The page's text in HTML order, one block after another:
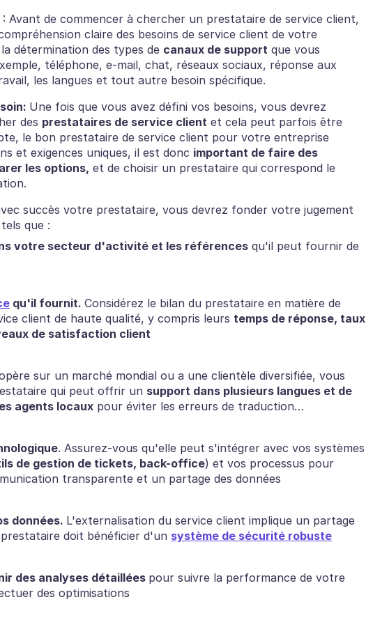
: Avant de commencer à chercher un prestataire de service client,
claire des besoins de service client de votre
détermination des types de canaux de support que vous
téléphone, e-mail, chat, réseaux sociaux, réponse aux
les langues et tout autre besoin spécifique.
Une fois que vous avez défini vos besoins, vous devrez
des prestataires de service client et cela peut parfois être
le bon prestataire de service client pour votre entreprise
et exigences uniques, il est donc important de faire des
les options, et de choisir un prestataire qui correspond le
succès votre prestataire, vous devrez fonder votre jugement
que :
votre secteur d'activité et les références qu'il peut fournir de
qu'il fournit. Considérez le bilan du prestataire en matière de
client de haute qualité, y compris leurs temps de réponse, taux
de satisfaction client
sur un marché mondial ou a une clientèle diversifiée, vous
qui peut offrir un support dans plusieurs langues et de
agents locaux pour éviter les erreurs de traduction…
. Assurez-vous qu'elle peut s'intégrer avec vos systèmes
de gestion de tickets, back-office) et vos processus pour
transparente et un partage des données
données. L'externalisation du service client implique un partage
doit bénéficier d'un système de sécurité robuste
des analyses détaillées pour suivre la performance de votre
des optimisations